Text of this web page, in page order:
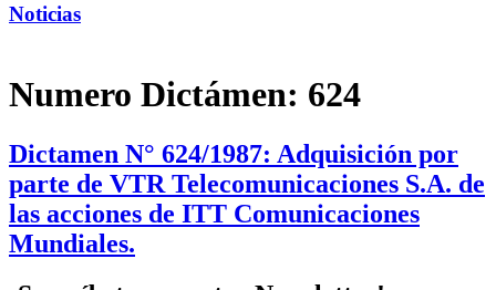
Noticias
Numero Dictámen: 624
Dictamen N° 624/1987: Adquisición por
parte de VTR Telecomunicaciones S.A. de
las acciones de ITT Comunicaciones
Mundiales.